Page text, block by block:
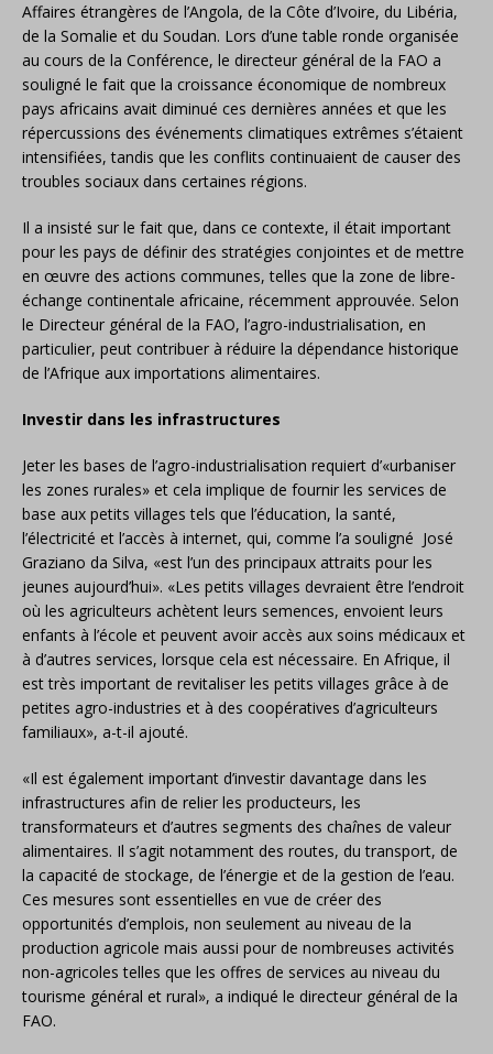
Affaires étrangères de l’Angola, de la Côte d’Ivoire, du Libéria,
de la Somalie et du Soudan. Lors d’une table ronde organisée
au cours de la Conférence, le directeur général de la FAO a
souligné le fait que la croissance économique de nombreux
pays africains avait diminué ces dernières années et que les
répercussions des événements climatiques extrêmes s’étaient
intensifiées, tandis que les conflits continuaient de causer des
troubles sociaux dans certaines régions.
Il a insisté sur le fait que, dans ce contexte, il était important
pour les pays de définir des stratégies conjointes et de mettre
en œuvre des actions communes, telles que la zone de libre-
échange continentale africaine, récemment approuvée. Selon
le Directeur général de la FAO, l’agro-industrialisation, en
particulier, peut contribuer à réduire la dépendance historique
de l’Afrique aux importations alimentaires.
Investir dans les infrastructures
Jeter les bases de l’agro-industrialisation requiert d’«urbaniser
les zones rurales» et cela implique de fournir les services de
base aux petits villages tels que l’éducation, la santé,
l’électricité et l’accès à internet, qui, comme l’a souligné José
Graziano da Silva, «est l’un des principaux attraits pour les
jeunes aujourd’hui». «Les petits villages devraient être l’endroit
où les agriculteurs achètent leurs semences, envoient leurs
enfants à l’école et peuvent avoir accès aux soins médicaux et
à d’autres services, lorsque cela est nécessaire. En Afrique, il
est très important de revitaliser les petits villages grâce à de
petites agro-industries et à des coopératives d’agriculteurs
familiaux», a-t-il ajouté.
«Il est également important d’investir davantage dans les
infrastructures afin de relier les producteurs, les
transformateurs et d’autres segments des chaînes de valeur
alimentaires. Il s’agit notamment des routes, du transport, de
la capacité de stockage, de l’énergie et de la gestion de l’eau.
Ces mesures sont essentielles en vue de créer des
opportunités d’emplois, non seulement au niveau de la
production agricole mais aussi pour de nombreuses activités
non-agricoles telles que les offres de services au niveau du
tourisme général et rural», a indiqué le directeur général de la
FAO.